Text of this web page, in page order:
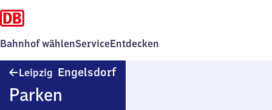
Bahnhof wählenServiceEntdecken
Leipzig EngelsdorfLeipzig-
Parken